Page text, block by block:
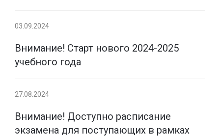
03.09.2024
Внимание! Старт нового 2024-2025
учебного года
27.08.2024
Внимание! Доступно расписание
экзамена для поступающих в рамках